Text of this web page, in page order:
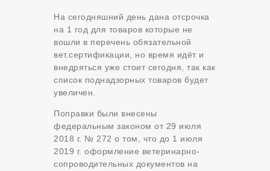
На сегодняшний день дана отсрочка
на 1 год для товаров которые не
вошли в перечень обязательной
вет.сертификации, но время идёт и
внедряться уже стоит сегодня, так как
список поднадзорных товаров будет
увеличен.
Поправки были внесены
федеральным законом от 29 июля
2018 г. № 272 о том, что до 1 июля
2019 г. оформление ветеринарно-
сопроводительных документов на